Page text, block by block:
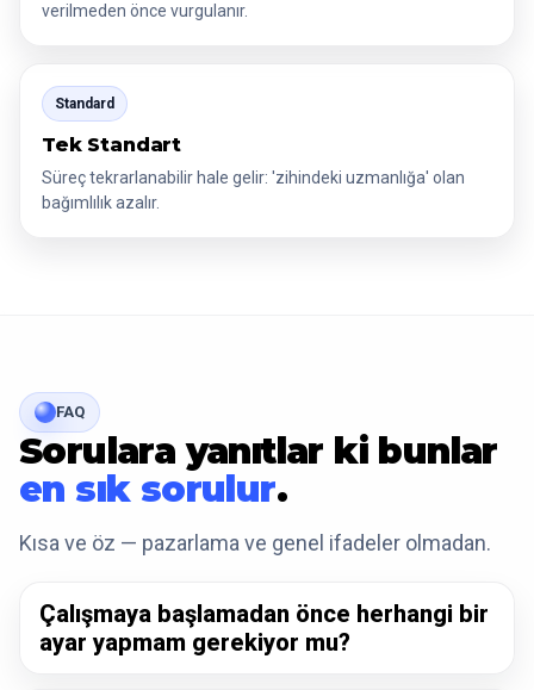
verilmeden önce vurgulanır.
Standard
Tek Standart
Süreç tekrarlanabilir hale gelir: 'zihindeki uzmanlığa' olan
bağımlılık azalır.
FAQ
Sorulara yanıtlar ki bunlar
en sık sorulur.
Kısa ve öz — pazarlama ve genel ifadeler olmadan.
Çalışmaya başlamadan önce herhangi bir
ayar yapmam gerekiyor mu?